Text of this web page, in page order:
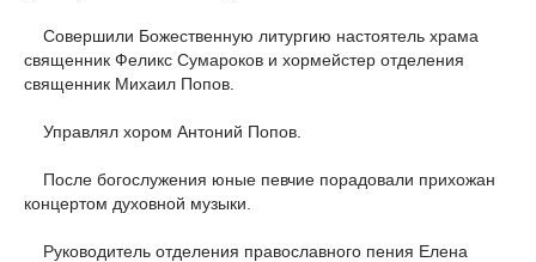
Совершили Божественную литургию настоятель храма
священник Феликс Сумароков и хормейстер отделения
священник Михаил Попов.
Управлял хором Антоний Попов.
После богослужения юные певчие порадовали прихожан
концертом духовной музыки.
Руководитель отделения православного пения Елена